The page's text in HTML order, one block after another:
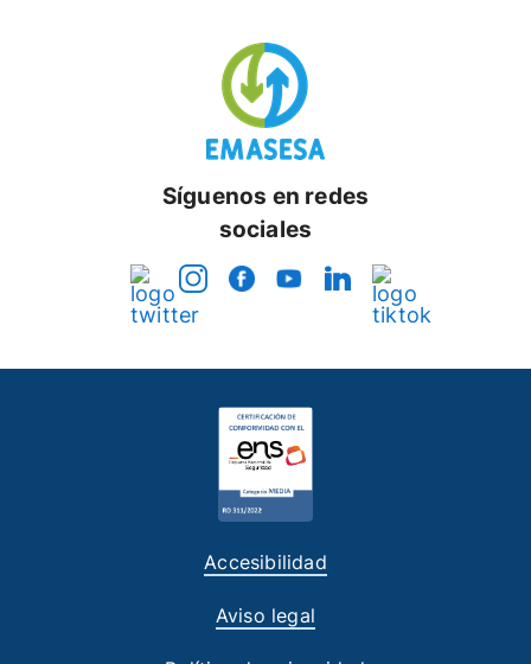
Síguenos en redes
sociales
Accesibilidad
Aviso legal